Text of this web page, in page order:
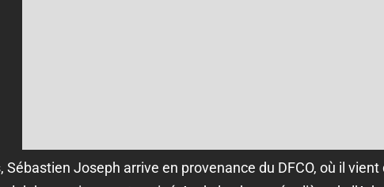
Sébastien Joseph arrive en provenance du DFCO, où il